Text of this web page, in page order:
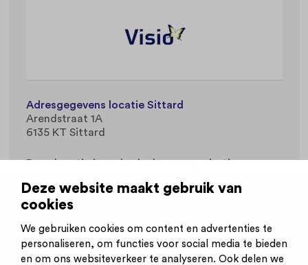
Deze website maakt gebruik van
cookies
We gebruiken cookies om content en advertenties te
personaliseren, om functies voor social media te bieden
en om ons websiteverkeer te analyseren. Ook delen we
Adresgegevens locatie Sittard
Arendstraat 1A
6135 KT Sittard
Deze locatie is onderdeel van organisatie
Werkvelden
Gehandicaptenzorg